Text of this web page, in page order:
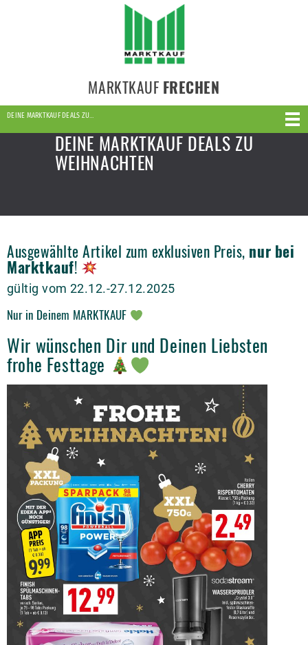
MARKTKAUF FRECHEN
DEINE MARKTKAUF DEALS ZU…
DEINE MARKTKAUF DEALS ZU
WEIHNACHTEN
Ausgewählte Artikel zum exklusiven Preis, nur bei
Marktkauf!
gültig vom 22.12.-27.12.2025
Nur in Deinem MARKTKAUF
Wir wünschen Dir und Deinen Liebsten
frohe Festtage